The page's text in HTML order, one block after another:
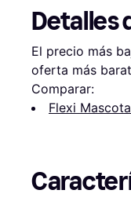
Detalles
El precio más
oferta más
Comparar:
Flexi